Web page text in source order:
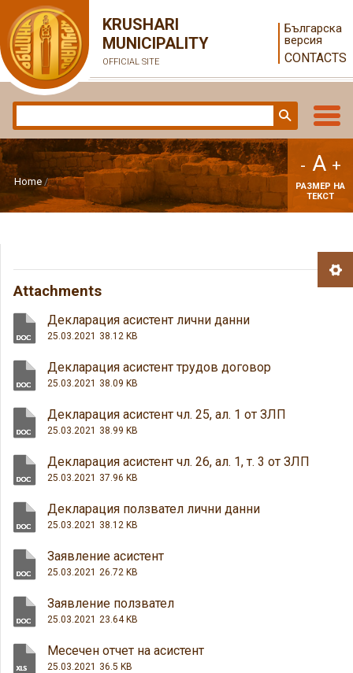
KRUSHARI
MUNICIPALITY
OFFICIAL SITE
Българска
версия
CONTACTS
Home
- A +
РАЗМЕР НА
ТЕКСТ
Attachments
Декларация асистент лични данни
25.03.2021 38.12 KB
Декларация асистент трудов договор
25.03.2021 38.09 KB
Декларация асистент чл. 25, ал. 1 от ЗЛП
25.03.2021 38.99 KB
Декларация асистент чл. 26, ал. 1, т. 3 от ЗЛП
25.03.2021 37.96 KB
Декларация ползвател лични данни
25.03.2021 38.12 KB
Заявление асистент
25.03.2021 26.72 KB
Заявление ползвател
25.03.2021 23.64 KB
Месечен отчет на асистент
25.03.2021 36.5 KB